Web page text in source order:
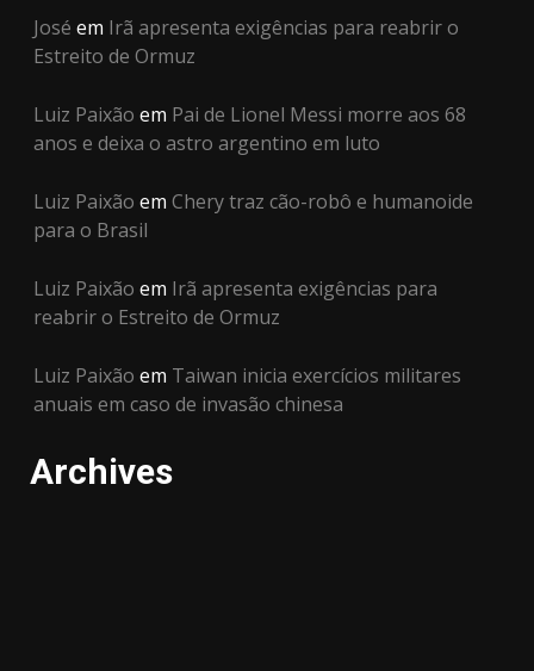
José em Irã apresenta exigências para reabrir o
Estreito de Ormuz
Luiz Paixão em Pai de Lionel Messi morre aos 68
anos e deixa o astro argentino em luto
Luiz Paixão em Chery traz cão-robô e humanoide
para o Brasil
Luiz Paixão em Irã apresenta exigências para
reabrir o Estreito de Ormuz
Luiz Paixão em Taiwan inicia exercícios militares
anuais em caso de invasão chinesa
Archives